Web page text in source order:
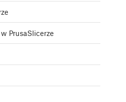
PrusaSlicerze